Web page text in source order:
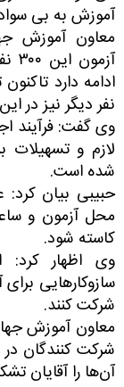
آموزش به بی
معاون آموزش
نفر دیگر نیز در
وی گفت: فرآیند
لازم و تسهیلات
شده است.
حبیبی بیان کرد:
محل آزمون و
کاسته شود.
وی اظهار کرد:
سازوکارهایی برای
شرکت کنند.
معاون آموزش
آن‌ها را آقایان